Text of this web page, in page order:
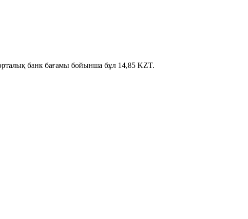
банк бағамы бойынша бұл 14,85 KZT.